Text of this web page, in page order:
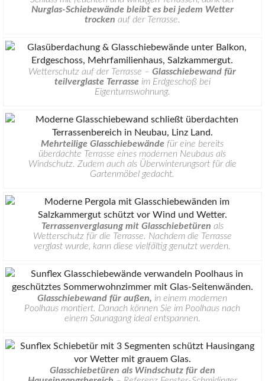
Nurglas-Schiebewände bleibt es bei jedem Wetter
trocken auf der Terrasse.
Wetterschutz auf der Terrasse –Glasschiebewand für
teilverglaste Terrasse im Erdgeschoß bei
Eigentumswohnung.
Mehrteilige Glasschiebewände für eine bereits
überdachte Terrasse eines modernen Neubaus als
Windschutz. Zudem auch als Überwinterungsort für die
Gartenmöbel gedacht.
Terrassenverglasung mit Glasschiebetüren als
Wetterschutz für die Terrasse. Nachdem die Terrasse
verglast wurde, kann diese vielfältig genutzt werden.
Glasschiebewand für außen, in einem modernen
Poolhaus montiert. Danach können Sie im Poolhaus nach
einem Saunagang ideal entspannen.
Glasschiebetüren als Windschutz für den